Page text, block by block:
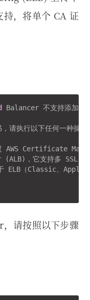
，将单个 CA 证
Balancer 不支持添加多
请执行以下任何一种操作
AWS Certificate
，它支持多 SSL 证
于 ELB（Classic、
请按照以下步骤